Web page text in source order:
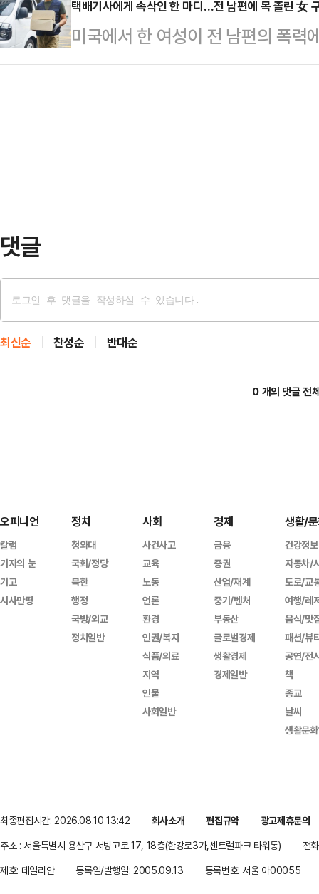
대선에 출마를 선언한 인사는 △김
표 △안철수 의원 △유정복 인천광
새누리당 대표 …
스가 올 1분기 글로벌 D램 시장 점
힘이 실리고 있다.10일 증권가가
치를 종합하면 영업이익 6조원대가
택배기사에게 속삭인 한 마디…전 남편에 목 졸린 女
미국에서 한 여성이 전 남편의 폭력
움을 요청해 위기에서 벗어났다.9
댓글
최신순 찬성순 반대순
0 개의 댓글 전
오피니언
칼럼
기자의 눈
기고
시사만평
정치
청와대
국회/정당
북한
행정
국방/외교
정치일반
사회
사건사고
교육
노동
언론
환경
인권/복지
식품/의료
지역
인물
사회일반
경제
금융
증권
산업/재계
중기/벤처
부동산
글로벌경제
생활경제
경제일반
생활/
건강정보
자동차/
도로/교
여행/레
음식/맛
패션/뷰
공연/전
책
종교
날씨
생활문
최종편집시간: 2026.08.10 13:42 회사소개 편집규약
광고제휴문의
주소 : 서울특별시 용산구 서빙고로 17, 18층(한강로3가,센트럴파크 타워동)
전
제호: 데일리안
등록일/발행일: 2005.09.13 등록번호: 서울 아00055